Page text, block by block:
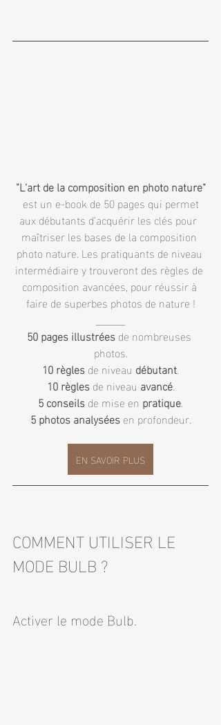
"L'art de la composition en photo nature"
aux débutants d’acquérir les clés pour
maîtriser les bases de la composition
photo nature. Les pratiquants de niveau
intermédiaire y trouveront des règles de
composition avancées, pour réussir à
faire de superbes photos de nature !
50 pages illustrées de nombreuses
photos.
10 règles de niveau débutant.
10 règles de niveau avancé.
5 conseils de mise en pratique.
5 photos analysées en profondeur.
EN SAVOIR PLUS
COMMENT UTILISER LE
MODE BULB ?
Activer le mode Bulb.